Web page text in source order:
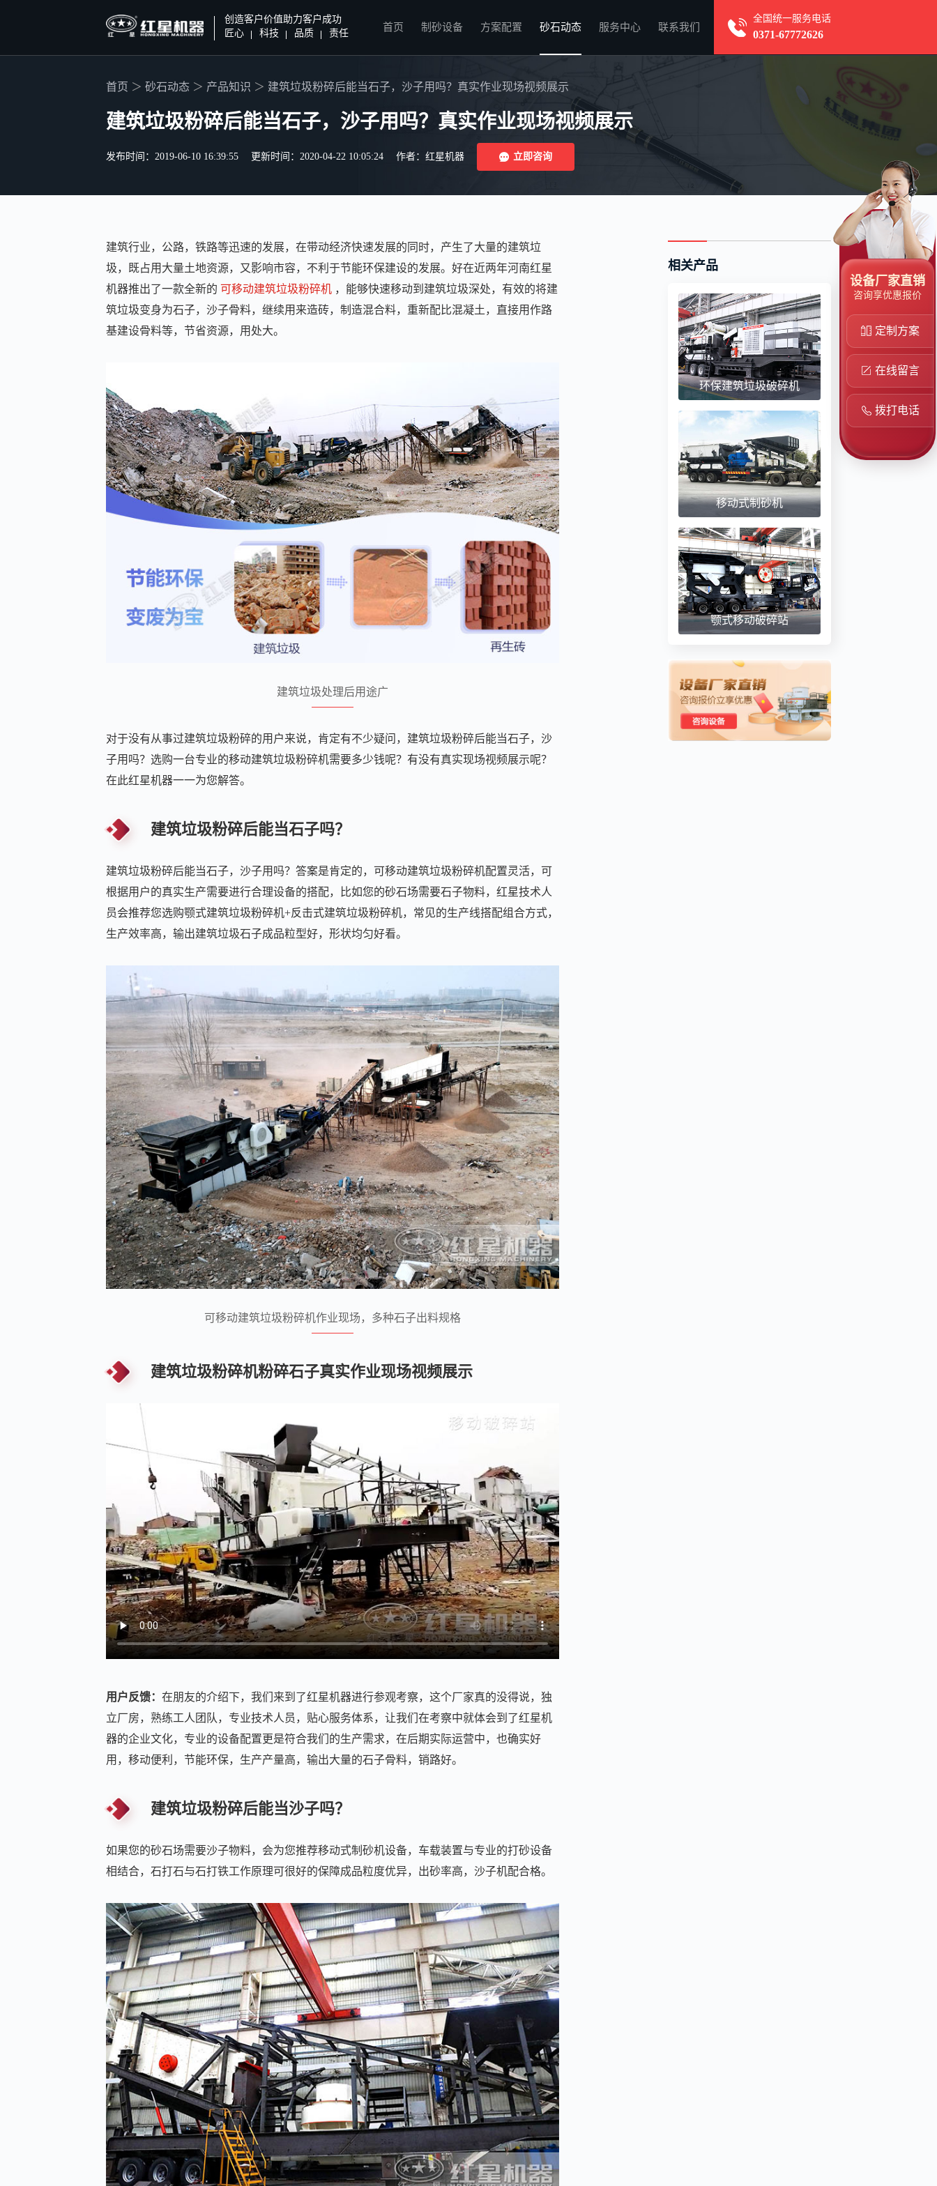
创造客户价值助力客户成功
匠心
科技 品质 责任
全国统一服务电话
0371-67772626
首页 制砂设备 方案配置 砂石动态 服务中心 联系我们
首页 砂石动态 产品知识 建筑垃圾粉碎后能当石子，沙子用吗？真实作业现场视频展示
建筑垃圾粉碎后能当石子，沙子用吗？真实作业现场视频展示
发布时间：2019-06-10 16:39:55 更新时间：2020-04-22 10:05:24 作者：红星机器 立即咨询
建筑行业，公路，铁路等迅速的发展，在带动经济快速发展的同时，产生了大量的建筑垃
圾，既占用大量土地资源，又影响市容，不利于节能环保建设的发展。好在近两年河南红星
机器推出了一款全新的 可移动建筑垃圾粉碎机 ，能够快速移动到建筑垃圾深处，有效的将建
筑垃圾变身为石子，沙子骨料，继续用来造砖，制造混合料，重新配比混凝土，直接用作路
基建设骨料等，节省资源，用处大。
建筑垃圾处理后用途广
对于没有从事过建筑垃圾粉碎的用户来说，肯定有不少疑问，建筑垃圾粉碎后能当石子，沙
子用吗？选购一台专业的移动建筑垃圾粉碎机需要多少钱呢？有没有真实现场视频展示呢？
在此红星机器一一为您解答。
建筑垃圾粉碎后能当石子吗？
建筑垃圾粉碎后能当石子，沙子用吗？答案是肯定的，可移动建筑垃圾粉碎机配置灵活，可
根据用户的真实生产需要进行合理设备的搭配，比如您的砂石场需要石子物料，红星技术人
员会推荐您选购颚式建筑垃圾粉碎机+反击式建筑垃圾粉碎机，常见的生产线搭配组合方式，
生产效率高，输出建筑垃圾石子成品粒型好，形状均匀好看。
可移动建筑垃圾粉碎机作业现场，多种石子出料规格
建筑垃圾粉碎机粉碎石子真实作业现场视频展示
用户反馈： 在朋友的介绍下，我们来到了红星机器进行参观考察，这个厂家真的没得说，独
立厂房，熟练工人团队，专业技术人员，贴心服务体系，让我们在考察中就体会到了红星机
器的企业文化，专业的设备配置更是符合我们的生产需求，在后期实际运营中，也确实好
用，移动便利，节能环保，生产产量高，输出大量的石子骨料，销路好。
建筑垃圾粉碎后能当沙子吗？
如果您的砂石场需要沙子物料，会为您推荐移动式制砂机设备，车载装置与专业的打砂设备
相结合，石打石与石打铁工作原理可很好的保障成品粒度优异，出砂率高，沙子机配合格。
相关产品
环保建筑垃圾破碎机
移动式制砂机
颚式移动破碎站
设备厂家直销
咨询享优惠报价
定制方案
在线留言
拨打电话